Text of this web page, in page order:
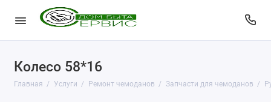
Колесо 58*16
Главная Услуги Ремонт чемоданов Запчасти для чемоданов